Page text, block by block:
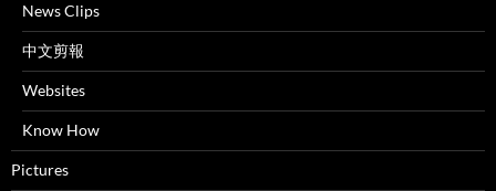
News Clips
中文剪報
Websites
Know How
Pictures